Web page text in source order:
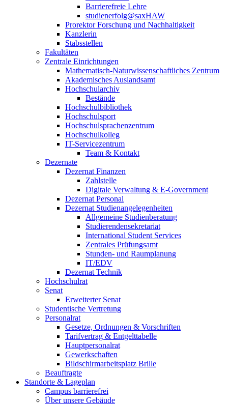
Barrierefreie Lehre
studienerfolg@saxHAW
Prorektor Forschung und Nachhaltigkeit
Kanzlerin
Stabsstellen
Fakultäten
Zentrale Einrichtungen
Mathematisch-Naturwissenschaftliches Zentrum
Akademisches Auslandsamt
Hochschularchiv
Bestände
Hochschulbibliothek
Hochschulsport
Hochschulsprachenzentrum
Hochschulkolleg
IT-Servicezentrum
Team & Kontakt
Dezernate
Dezernat Finanzen
Zahlstelle
Digitale Verwaltung & E-Government
Dezernat Personal
Dezernat Studienangelegenheiten
Allgemeine Studienberatung
Studierendensekretariat
International Student Services
Zentrales Prüfungsamt
Stunden- und Raumplanung
IT/EDV
Dezernat Technik
Hochschulrat
Senat
Erweiterter Senat
Studentische Vertretung
Personalrat
Gesetze, Ordnungen & Vorschriften
Tarifvertrag & Entgelttabelle
Hauptpersonalrat
Gewerkschaften
Bildschirmarbeitsplatz Brille
Beauftragte
Standorte & Lageplan
Campus barrierefrei
Über unsere Gebäude